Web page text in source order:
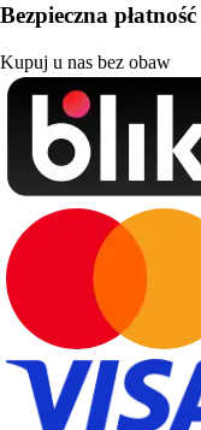
Bezpieczna płatność
Kupuj u nas bez obaw